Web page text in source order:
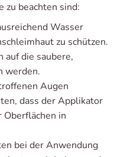
zu beachten sind:
Wasser
zu schützen.
auf die saubere,
werden.
Augen
dass der Applikator
Oberflächen in
bei der Anwendung